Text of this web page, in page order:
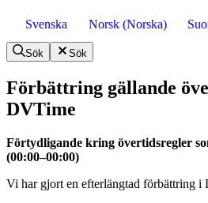
Svenska Norsk(Norska)
Sök Sök
Förbättring gällande
DVTime
Förtydligande kring övertidsregler
(00:00–00:00)
Vi har gjort en efterlängtad förbättring i